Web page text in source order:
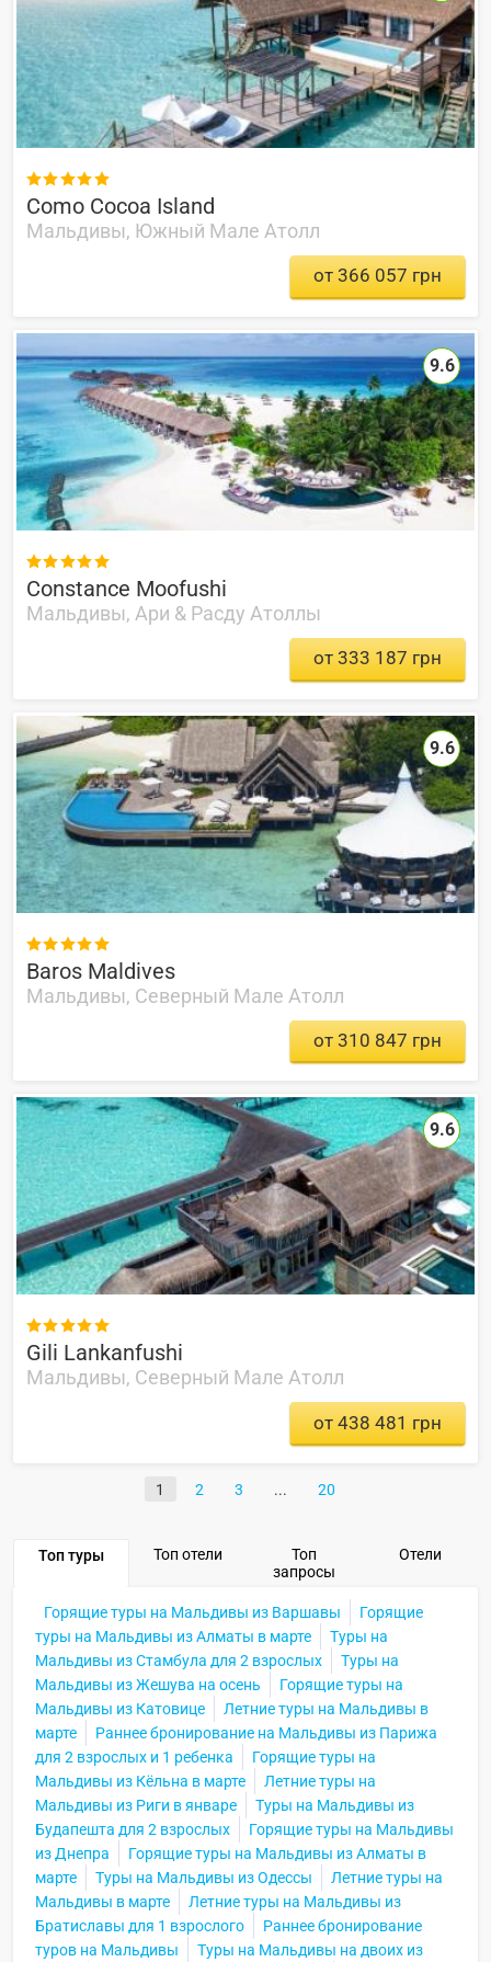

Como Cocoa Island
Мальдивы, Южный Мале Атолл
от 366 057 грн

Constance Moofushi
Мальдивы, Ари & Расду Атоллы
9.6
от 333 187 грн

Baros Maldives
Мальдивы, Северный Мале Атолл
9.6
от 310 847 грн

Gili Lankanfushi
Мальдивы, Северный Мале Атолл
9.6
от 438 481 грн
1 2 3 20
Топ туры Топ отели
Топ
запросы
Отели
Горящие туры на Мальдивы из Варшавы
Горящие
туры на Мальдивы из Алматы в марте
Туры на
Мальдивы из Стамбула для 2 взрослых
Туры на
Мальдивы из Жешува на осень
Горящие туры на
Мальдивы из Катовице
Летние туры на Мальдивы в
марте
Раннее бронирование на Мальдивы из Парижа
для 2 взрослых и 1 ребенка
Горящие туры на
Мальдивы из Кёльна в марте
Летние туры на
Мальдивы из Риги в январе
Туры на Мальдивы из
Будапешта для 2 взрослых
Горящие туры на Мальдивы
из Днепра
Горящие туры на Мальдивы из Алматы в
марте
Туры на Мальдивы из Одессы
Летние туры на
Мальдивы в марте
Летние туры на Мальдивы из
Братиславы для 1 взрослого
Раннее бронирование
туров на Мальдивы
Туры на Мальдивы на двоих из